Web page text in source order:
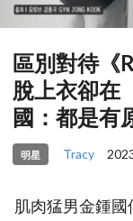
區別對待《
脫上衣卻在
國：都是有
明星 Tracy
肌肉猛男金鍾